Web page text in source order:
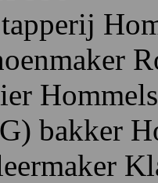
tapperij H
R
) bakker